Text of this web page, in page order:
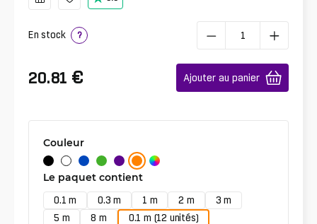
En stock ?
20.81 € Ajouter au panier
Couleur
Le paquet contient
0.1 m 0.3 m 1 m 2 m
3 m
5 m
8 m
0.1 m (12 unités)